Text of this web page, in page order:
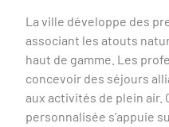
La ville développe des
associant les atouts
haut de gamme. Les
concevoir des séjours
aux activités de plein air.
personnalisée s'appuie